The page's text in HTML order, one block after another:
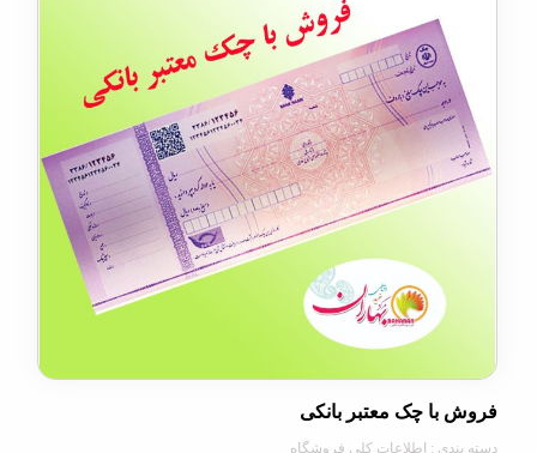
چک معتبر بانکی
: اطلاعات کلی فروشگاه